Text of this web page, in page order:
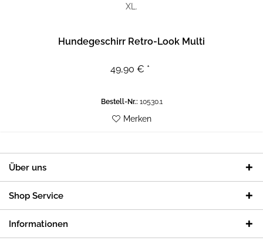
XL.
Hundegeschirr Retro-Look Multi
49,90 € *
Bestell-Nr.: 10530.1
Merken
Über uns
Shop Service
Informationen